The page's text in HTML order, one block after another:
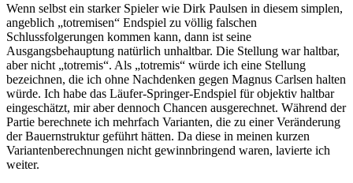
Wenn selbst ein starker Spieler wie Dirk Paulsen in diesem simplen,
angeblich „totremisen“ Endspiel zu völlig falschen
Schlussfolgerungen kommen kann, dann ist seine
Ausgangsbehauptung natürlich unhaltbar. Die Stellung war haltbar,
aber nicht „totremis“. Als „totremis“ würde ich eine Stellung
bezeichnen, die ich ohne Nachdenken gegen Magnus Carlsen halten
würde. Ich habe das Läufer-Springer-Endspiel für objektiv haltbar
eingeschätzt, mir aber dennoch Chancen ausgerechnet. Während der
Partie berechnete ich mehrfach Varianten, die zu einer Veränderung
der Bauernstruktur geführt hätten. Da diese in meinen kurzen
Variantenberechnungen nicht gewinnbringend waren, lavierte ich
weiter.